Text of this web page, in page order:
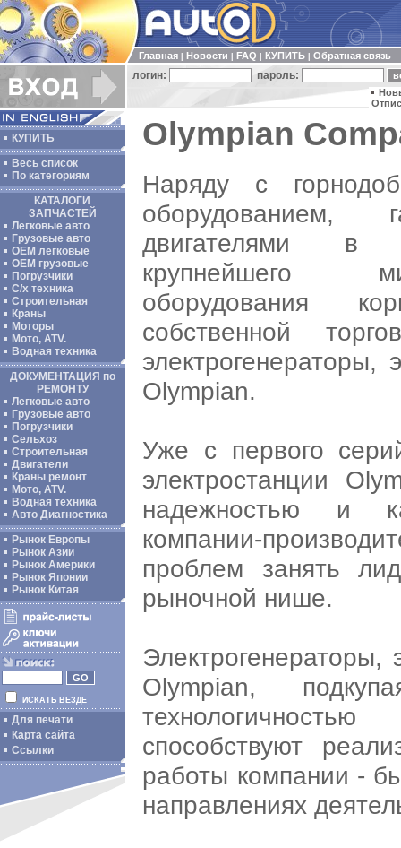
Главная Новости FAQ КУПИТЬ Обратная связь
логин: пароль:
КУПИТЬ
Весь список
По категориям
КАТАЛОГИ
ЗАПЧАСТЕЙ
Легковые авто
Грузовые авто
ОЕМ легковые
OEM грузовые
Погрузчики
С/х техника
Строительная
Краны
Моторы
Мото, ATV.
Водная техника
ДОКУМЕНТАЦИЯ по
РЕМОНТУ
Легковые авто
Грузовые авто
Погрузчики
Сельхоз
Строительная
Двигатели
Краны ремонт
Мото, ATV.
Водная техника
Авто Диагностика
Рынок Европы
Рынок Азии
Рынок Америки
Рынок Японии
Рынок Китая
ИСКАТЬ ВЕЗДЕ
Для печати
Карта сайта
Ссылки
Olympian
Наряду с
двигателями в
крупнейшего
оборудования
собственной
электрогенераторы,
Olympian.
Уже с первого
электростанции
надежностью и
компании-
проблем занять
рыночной нише.
Электрогенераторы,
Olympian,
способствуют
работы компании -
направлениях